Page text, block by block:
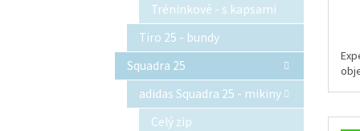
Tréninkové - s kapsami
Tiro 25 - bundy
Squadra 25
adidas Squadra 25 - mikiny
Celý zip